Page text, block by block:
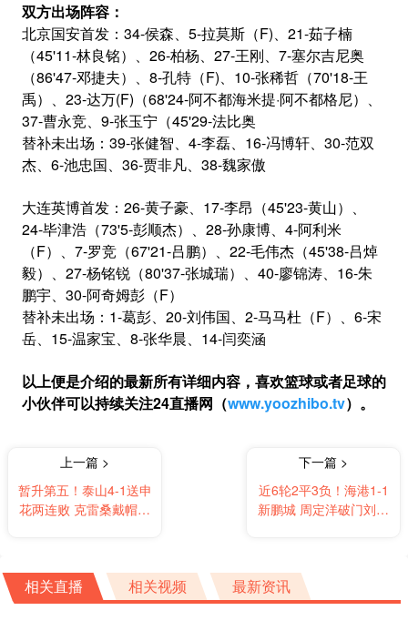
双方出场阵容：
北京国安首发：34-侯森、5-拉莫斯（F)、21-茹子楠
（45'11-林良铭）、26-柏杨、27-王刚、7-塞尔吉尼奥
（86'47-邓捷夫）、8-孔特（F)、10-张稀哲（70'18-王
禹）、23-达万(F)（68'24-阿不都海米提·阿不都格尼）、
37-曹永竞、9-张玉宁（45'29-法比奥
替补未出场：39-张健智、4-李磊、16-冯博轩、30-范双
杰、6-池忠国、36-贾非凡、38-魏家傲
大连英博首发：26-黄子豪、17-李昂（45'23-黄山）、
24-毕津浩（73'5-彭顺杰）、28-孙康博、4-阿利米
（F）、7-罗竞（67'21-吕鹏）、22-毛伟杰（45'38-吕焯
毅）、27-杨铭锐（80'37-张城瑞）、40-廖锦涛、16-朱
鹏宇、30-阿奇姆彭（F）
替补未出场：1-葛彭、20-刘伟国、2-马马杜（F）、6-宋
岳、15-温家宝、8-张华晨、14-闫奕涵
以上便是介绍的最新所有详细内容，喜欢篮球或者足球的
小伙伴可以持续关注24直播网（www.yoozhibo.tv）。
上一篇 >
暂升第五！泰山4-1送申
花两连败 克雷桑戴帽泽
下一篇 >
近6轮2平3负！海港1-1
新鹏城 周定洋破门刘祝
相关直播 相关视频 最新资讯